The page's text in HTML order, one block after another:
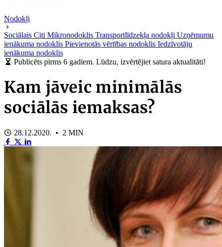
Nodokļi
Sociālais Citi Mikronodoklis Transportlīdzekļa nodokļi Uzņēmumu
ienākuma nodoklis Pievienotās vērtības nodoklis Iedzīvotāju
ienākuma nodoklis
Publicēts pirms 6 gadiem. Lūdzu, izvērtējiet satura aktualitāti!
Kam jāveic minimālās
sociālās iemaksas?
28.12.2020. • 2 MIN